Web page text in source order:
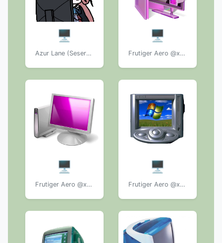
🖥️
Azur Lane (Seseren)_
🖥️
Frutiger Aero @xkysluv
🖥️
Frutiger Aero @xkysluv
🖥️
Frutiger Aero @xkysluv